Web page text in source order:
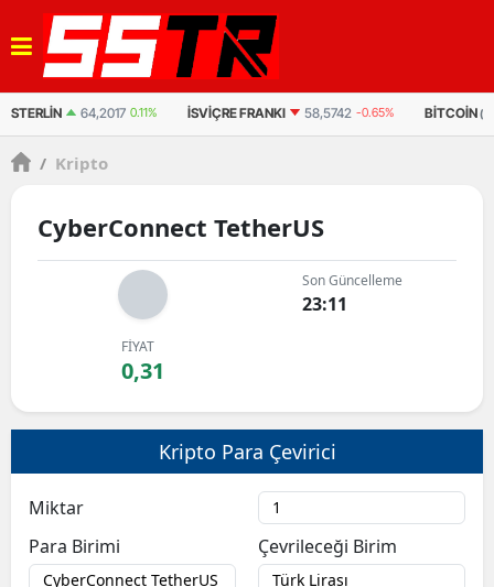
STERLIN 64,2017 0.11% İSVIÇRE FRANKI 58,5742 -0.65% BITCOIN
/ Kripto
CyberConnect TetherUS
Son Güncelleme
23:11
FİYAT
0,31
Kripto Para Çevirici
Miktar
Para Birimi
Çevrileceği Birim